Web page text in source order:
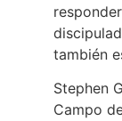
también
Stephen
Campo